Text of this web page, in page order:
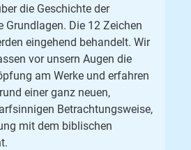
die Geschichte der
Grundlagen. Die 12 Zeichen
eingehend behandelt. Wir
vor unsern Augen die
am Werke und erfahren
einer ganz neuen,
Betrachtungsweise,
mit dem biblischen